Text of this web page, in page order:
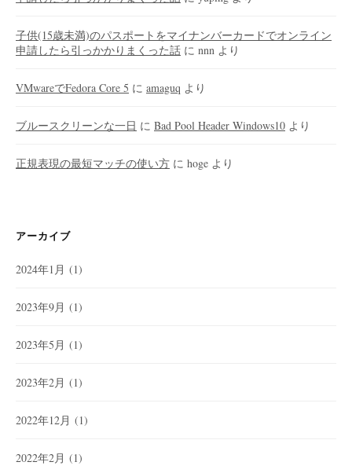
子供(15歳未満)のパスポートをマイナンバーカードでオンライン
申請したら引っかかりまくった話 に nnn より
VMwareでFedora Core 5 に amaguq より
ブルースクリーンな一日 に Bad Pool Header Windows10 より
正規表現の最短マッチの使い方 に hoge より
アーカイブ
2024年1月 (1)
2023年9月 (1)
2023年5月 (1)
2023年2月 (1)
2022年12月 (1)
2022年2月 (1)